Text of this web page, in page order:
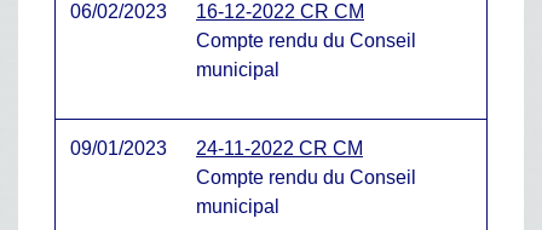
06/02/2023
16-12-2022 CR CM
Compte rendu du Conseil
municipal
09/01/2023
24-11-2022 CR CM
Compte rendu du Conseil
municipal